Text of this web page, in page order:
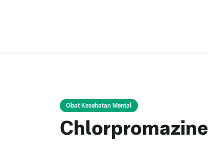
Obat Kesehatan Mental
Chlorpromazine